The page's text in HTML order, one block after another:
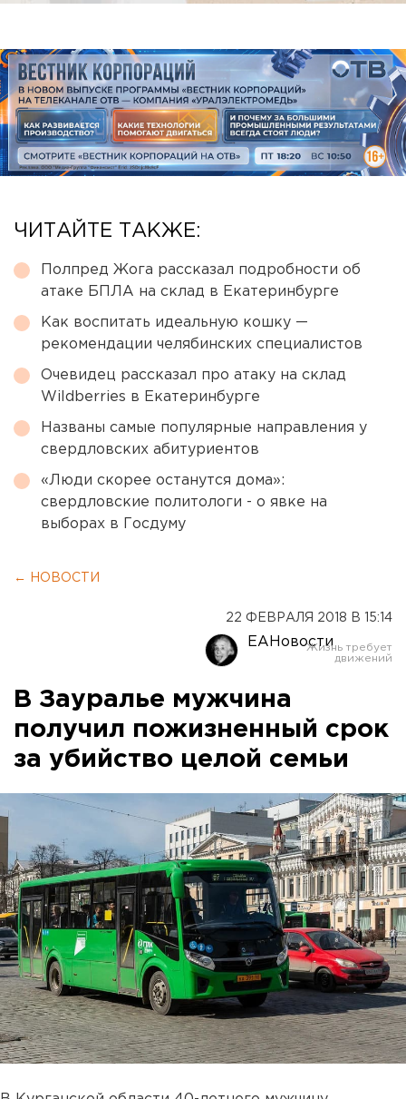
ЧИТАЙТЕ ТАКЖЕ:
Полпред Жога рассказал подробности об
атаке БПЛА на склад в Екатеринбурге
Как воспитать идеальную кошку —
рекомендации челябинских специалистов
Очевидец рассказал про атаку на склад
Wildberries в Екатеринбурге
Названы самые популярные направления у
свердловских абитуриентов
«Люди скорее останутся дома»:
свердловские политологи - о явке на
выборах в Госдуму
← НОВОСТИ
22 ФЕВРАЛЯ 2018 В 15:14
ЕАНовости
В Зауралье мужчина
получил пожизненный срок
за убийство целой семьи